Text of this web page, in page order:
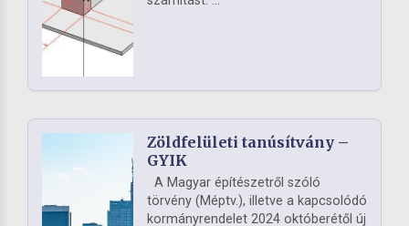
Zöldfelületi tanúsítvány –
GYIK
A Magyar építészetről szóló
törvény (Méptv.), illetve a kapcsolódó
kormányrendelet 2024 októberétől új